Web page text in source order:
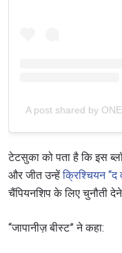
A post shared by
टेटसुका को पता है कि इस
और जीत उन्हेंक्रिश्चियन “द
चैंपियनशिप के लिए चुनौती
“जापानीज़ बीस्ट” ने कहा: